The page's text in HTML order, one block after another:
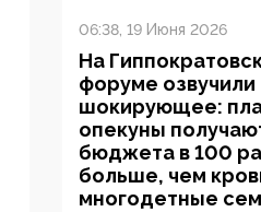
06:38, 19 Июня 2026
На
форуме озвучили
шокирующее:
опекуны
бюджета в 100
больше, чем
многодетные